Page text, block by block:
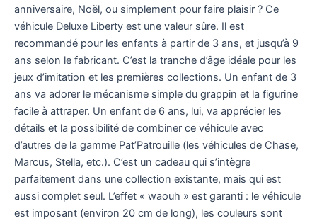
anniversaire, Noël, ou simplement pour faire plaisir ? Ce
véhicule Deluxe Liberty est une valeur sûre. Il est
recommandé pour les enfants à partir de 3 ans, et jusqu’à 9
ans selon le fabricant. C’est la tranche d’âge idéale pour les
jeux d’imitation et les premières collections. Un enfant de 3
ans va adorer le mécanisme simple du grappin et la figurine
facile à attraper. Un enfant de 6 ans, lui, va apprécier les
détails et la possibilité de combiner ce véhicule avec
d’autres de la gamme Pat’Patrouille (les véhicules de Chase,
Marcus, Stella, etc.). C’est un cadeau qui s’intègre
parfaitement dans une collection existante, mais qui est
aussi complet seul. L’effet « waouh » est garanti : le véhicule
est imposant (environ 20 cm de long), les couleurs sont